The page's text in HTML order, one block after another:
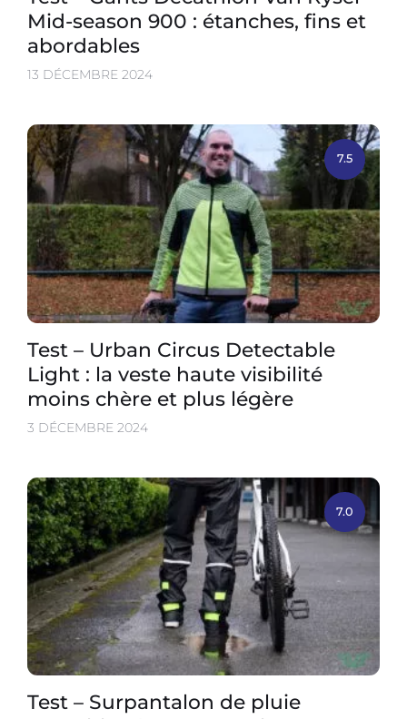
Mid-season 900 : étanches, fins et
abordables
13 DÉCEMBRE 2024
7.5
Test – Urban Circus Detectable
Light : la veste haute visibilité
moins chère et plus légère
3 DÉCEMBRE 2024
7.0
Test – Surpantalon de pluie